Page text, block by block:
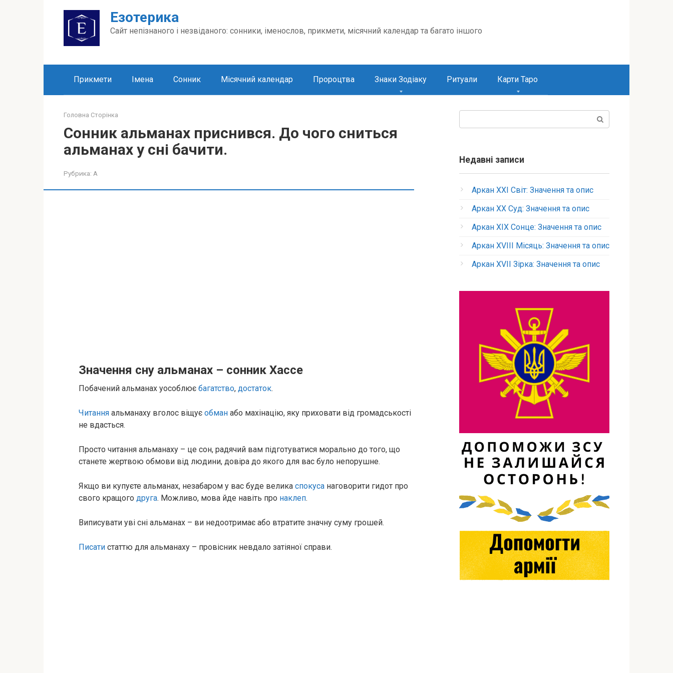
Езотерика
Сайт непізнаного і незвіданого: сонники, іменослов, прикмети, місячний календар та багато іншого
Прикмети Імена Сонник Місячний календар Пророцтва Знаки Зодіаку Ритуали Карти Таро
Головна Сторінка
Сонник альманах приснився. До чого сниться
альманах у сні бачити.
Рубрика: А
Значення сну альманах – сонник Хассе
Побачений альманах уособлює багатство, достаток.
Читання альманаху вголос віщує обман або махінацію, яку приховати від громадськості
не вдасться.
Просто читання альманаху – це сон, радячий вам підготуватися морально до того, що
станете жертвою обмови від людини, довіра до якого для вас було непорушне.
Якщо ви купуєте альманах, незабаром у вас буде велика спокуса наговорити гидот про
свого кращого друга. Можливо, мова йде навіть про наклеп.
Виписувати уві сні альманах – ви недоотримає або втратите значну суму грошей.
Писати статтю для альманаху – провісник невдало затіяної справи.
Недавні записи
Аркан XXI Світ: Значення та опис
Аркан XX Суд: Значення та опис
Аркан XIX Сонце: Значення та опис
Аркан XVIII Місяць: Значення та опис
Аркан XVII Зірка: Значення та опис